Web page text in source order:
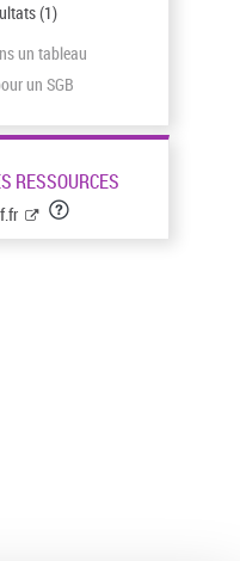
(1)
un tableau
un SGB
RESSOURCES